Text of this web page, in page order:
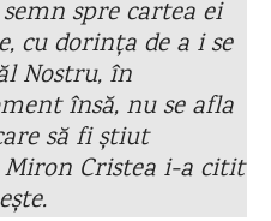
spre cartea ei
cu dorința de a i se
Nostru, în
însă, nu se afla
să fi știut
Miron Cristea i-a citit